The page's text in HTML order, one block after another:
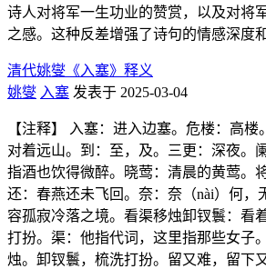
诗人对将军一生功业的赞赏，以及对将
之感。这种反差增强了诗句的情感深度
清代姚燮《入塞》释义
姚燮 入塞 发表于 2025-03-04
【注释】 入塞：进入边塞。危楼：高
对着远山。到：至，及。三更：深夜。
指酒也饮得微醉。晓莺：清晨的黄莺。
还：春燕还未飞回。奈：奈（nài）何，
容孤寂冷落之境。看渠移烛卸钗鬟：看
打扮。渠：他指代词，这里指那些女子
烛。卸钗鬟，梳洗打扮。留又难，留下